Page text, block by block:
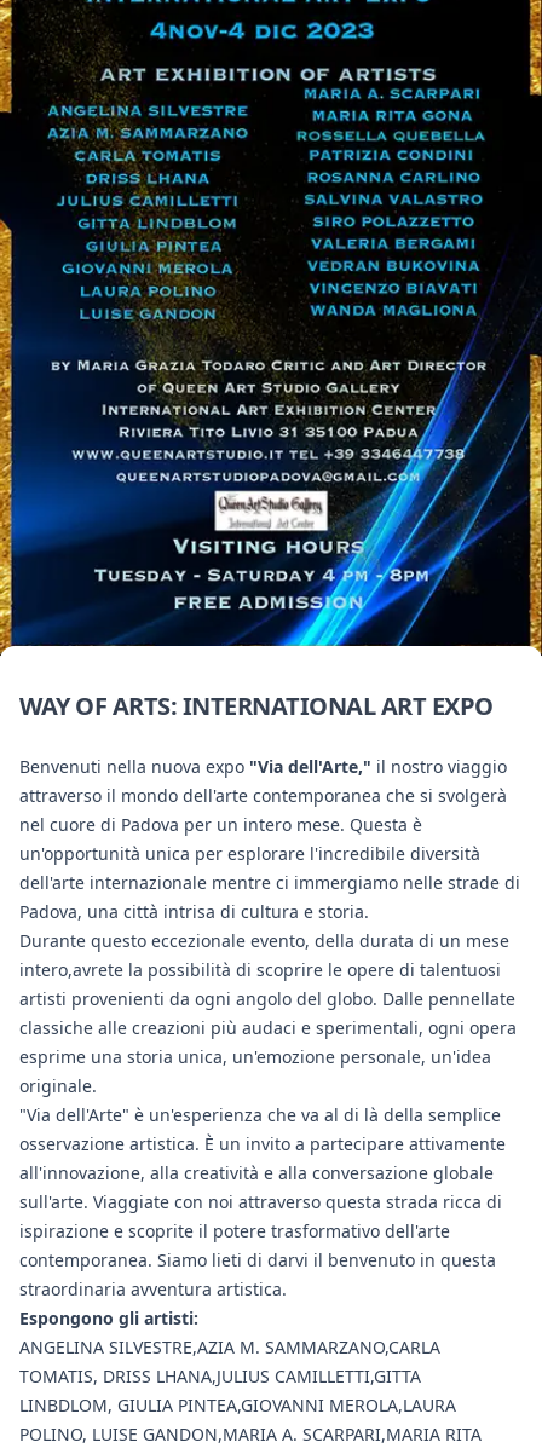
WAY OF ARTS: INTERNATIONAL ART EXPO
Benvenuti nella nuova expo "Via dell'Arte," il nostro viaggio
attraverso il mondo dell'arte contemporanea che si svolgerà
nel cuore di Padova per un intero mese. Questa è
un'opportunità unica per esplorare l'incredibile diversità
dell'arte internazionale mentre ci immergiamo nelle strade di
Padova, una città intrisa di cultura e storia.
Durante questo eccezionale evento, della durata di un mese
intero,avrete la possibilità di scoprire le opere di talentuosi
artisti provenienti da ogni angolo del globo. Dalle pennellate
classiche alle creazioni più audaci e sperimentali, ogni opera
esprime una storia unica, un'emozione personale, un'idea
originale.
"Via dell'Arte" è un'esperienza che va al di là della semplice
osservazione artistica. È un invito a partecipare attivamente
all'innovazione, alla creatività e alla conversazione globale
sull'arte. Viaggiate con noi attraverso questa strada ricca di
ispirazione e scoprite il potere trasformativo dell'arte
contemporanea. Siamo lieti di darvi il benvenuto in questa
straordinaria avventura artistica.
Espongono gli artisti:
ANGELINA SILVESTRE,AZIA M. SAMMARZANO,CARLA
TOMATIS, DRISS LHANA,JULIUS CAMILLETTI,GITTA
LINBDLOM, GIULIA PINTEA,GIOVANNI MEROLA,LAURA
POLINO, LUISE GANDON,MARIA A. SCARPARI,MARIA RITA